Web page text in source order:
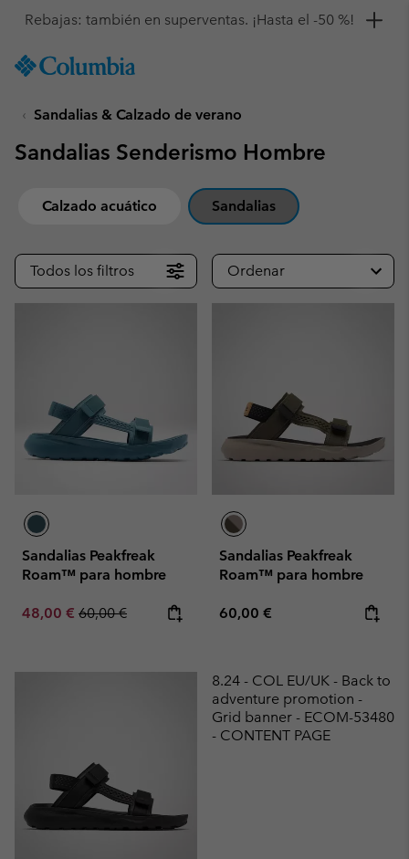
TO
SKIP
MAIN
SKIP
Consigue un 10 % de descuento
Sandalias & Calzado de verano
Sandalias Senderismo Hombre
Calzado acuático Sandalias
Todos los filtros Ordenar
Sandalias Peakfreak
Roam™ para hombre
Sale price:
48,00 € Regular price:
60,00 €
Sandalias Peakfreak
Roam™ para hombre
Regular price:
60,00 €
8.24 - COL EU/UK - Back to
adventure promotion -
Grid banner - ECOM-53480
- CONTENT PAGE